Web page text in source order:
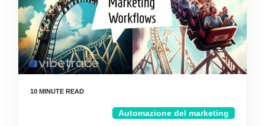
Automazione del marketing